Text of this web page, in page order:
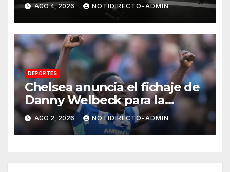
AGO 4, 2026 NOTIDIRECTO-ADMIN
DEPORTES
Chelsea anuncia el fichaje de
Danny Welbeck para la
próxima temporada de
Premier League
AGO 2, 2026 NOTIDIRECTO-ADMIN